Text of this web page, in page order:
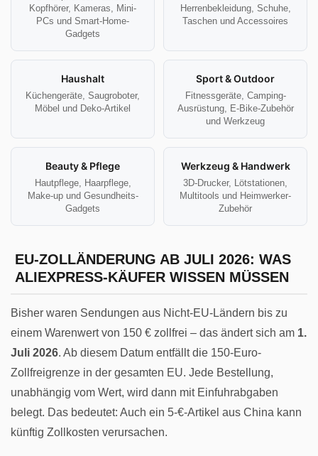
Kopfhörer, Kameras, Mini-
PCs und Smart-Home-
Gadgets
Herrenbekleidung, Schuhe,
Taschen und Accessoires
Haushalt
Küchengeräte, Saugroboter,
Möbel und Deko-Artikel
Sport & Outdoor
Fitnessgeräte, Camping-
Ausrüstung, E-Bike-Zubehör
und Werkzeug
Beauty & Pflege
Hautpflege, Haarpflege,
Make-up und Gesundheits-
Gadgets
Werkzeug & Handwerk
3D-Drucker, Lötstationen,
Multitools und Heimwerker-
Zubehör
EU-ZOLLÄNDERUNG AB JULI 2026: WAS
ALIEXPRESS-KÄUFER WISSEN MÜSSEN
Bisher waren Sendungen aus Nicht-EU-Ländern bis zu
einem Warenwert von 150 € zollfrei – das ändert sich am 1.
Juli 2026. Ab diesem Datum entfällt die 150-Euro-
Zollfreigrenze in der gesamten EU. Jede Bestellung,
unabhängig vom Wert, wird dann mit Einfuhrabgaben
belegt. Das bedeutet: Auch ein 5-€-Artikel aus China kann
künftig Zollkosten verursachen.